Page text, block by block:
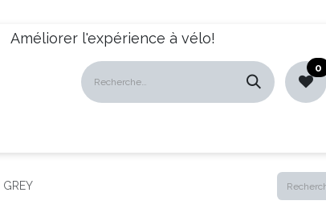
Améliorer l'expérience à vélo!
0